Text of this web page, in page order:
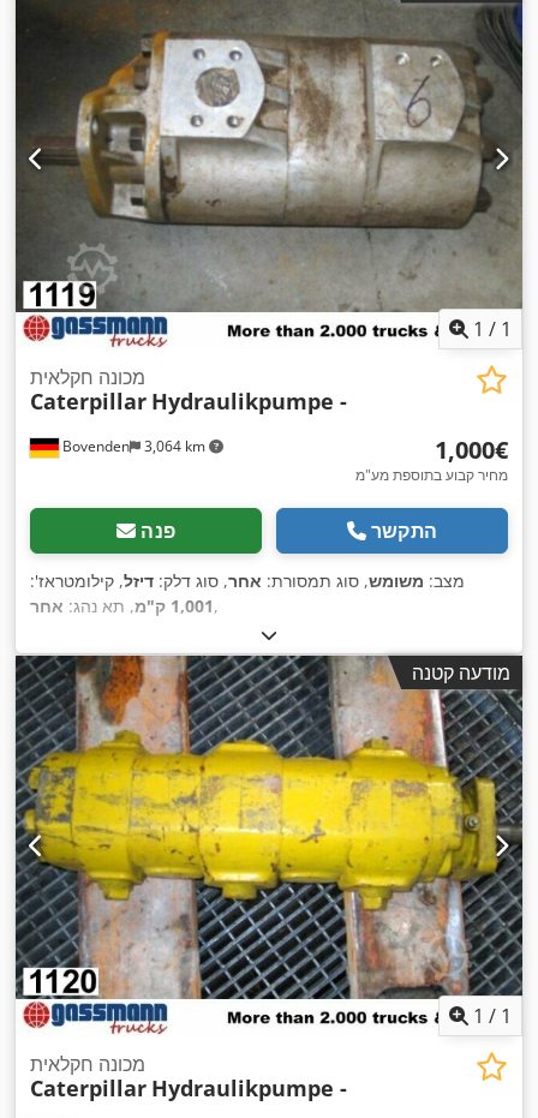
1 / 1
Bovenden 3,064 km
מכונה חקלאית
Caterpillar Hydraulikpumpe -
‏1,000 ‏€
מחיר קבוע בתוספת מע"מ
פנה התקשר
מצב: משומש, סוג תמסורת: אחר, סוג דלק: דיזל, קילומטראז':
1,001 ק"מ
, תא נהג: אחר ,
מודעה קטנה
1 / 1
מכונה חקלאית
Caterpillar Hydraulikpumpe -